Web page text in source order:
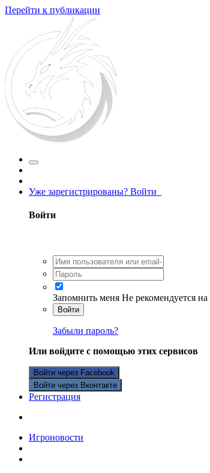
Перейти к публикации
Уже зарегистрированы? Войти
Войти
Запомнить меня Не рекомендуется
Войти
Забыли пароль?
Или войдите с помощью этих сервисов
Войти через Facebook
Войти через Вконтакте
Регистрация
Игроновости